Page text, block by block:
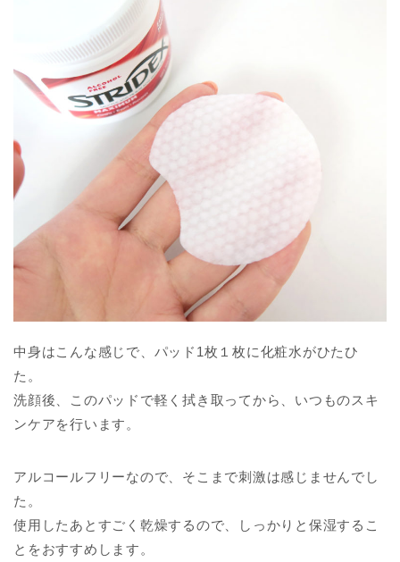
中身はこんな感じで、パッド1枚１枚に化粧水がひたひ
た。
洗顔後、このパッドで軽く拭き取ってから、いつものスキ
ンケアを行います。
アルコールフリーなので、そこまで刺激は感じませんでし
た。
使用したあとすごく乾燥するので、しっかりと保湿するこ
とをおすすめします。